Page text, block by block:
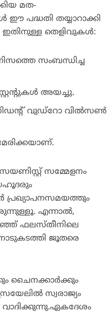
മത-
പദ്ധതി തയ്യാറാക്കി
തെളിവുകള്‍:
സംബന്ധിച്ച
അയച്ചു.
വുഡ്‌റോ വില്‍സണ്‍
സമ്മേളനം
പ്രഖ്യാപനസമയത്തും
എന്നാല്‍,
ഫലസ്തീനിലെ
ജൂതരെ
ചൈനക്കാര്‍ക്കും
സ്വരാജ്യം